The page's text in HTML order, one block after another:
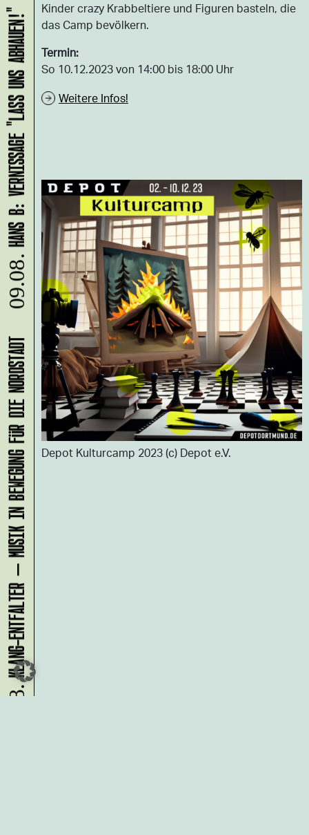
Kinder crazy Krabbeltiere und Figuren basteln, die
das Camp bevölkern.
Termin:
So 10.12.2023 von 14:00 bis 18:00 Uhr
Weitere Infos!
Depot Kulturcamp 2023 (c) Depot e.V.
KLANG-ENTFALTER – MUSIK IN BEWEGUNG FÜR DIE NORDSTADT
09.08.
HANS B: VERNISSAGE "LASS UNS ABHAUEN!"